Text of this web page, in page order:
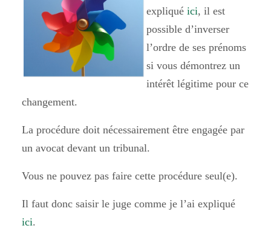
expliqué ici, il est
possible d’inverser
l’ordre de ses prénoms
si vous démontrez un
intérêt légitime pour ce
changement.
La procédure doit nécessairement être engagée par
un avocat devant un tribunal.
Vous ne pouvez pas faire cette procédure seul(e).
Il faut donc saisir le juge comme je l’ai expliqué
ici.